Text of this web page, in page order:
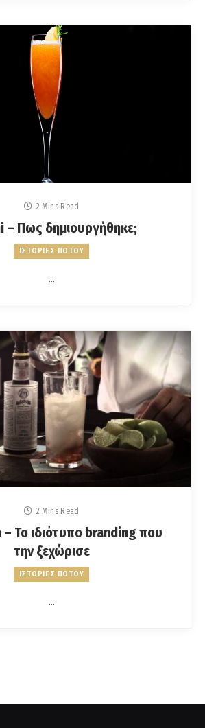
2 Mins Read
– Πως δημιουργήθηκε;
ΙΣΤΟΡΙΕΣ ΠΟΤΟΥ
…
2 Mins Read
Το ιδιότυπο branding που
την ξεχώρισε
ΙΣΤΟΡΙΕΣ ΠΟΤΟΥ
…